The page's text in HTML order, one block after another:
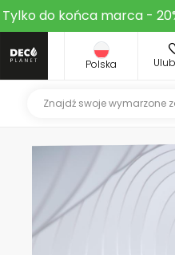
Tylko do końca marca -
Polska